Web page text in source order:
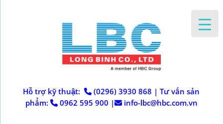
Hỗ trợ kỹ thuật: (0296) 3930 868 | Tư vấn sản
phẩm:
0962 595 900 | info-lbc@hbc.com.vn